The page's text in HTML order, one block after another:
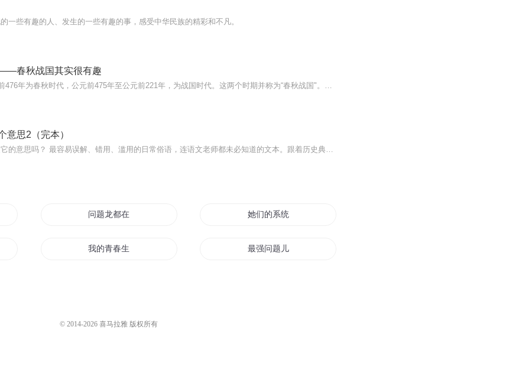
一些有趣的人、发生的一些有趣的事，感受中华民族的精彩和不凡。
春秋战国其实很有趣
公元前770年至公元前476年为春秋时代，公元前475年至公元前221年，为战国时代。这两个时期并称为“春秋战国"。这是一个风云变幻的时代，一个争杀不断的时代，虽然生灵涂炭，却又英雄辈出，创造了一个个英雄造时势的神话。本专辑以人性解史，以趣味说史，以...
意思2（完本）
这个词，你真的知道它的意思吗？ 最容易误解、错用、滥用的日常俗语，连语文老师都未必知道的文本。跟着历史典故学汉语，一本书看透200个词语的前世今生。
问题龙都在异世界 她们的系统有问题
我的青春生活有问题 最强问题儿
© 2014-2026 喜马拉雅 版权所有